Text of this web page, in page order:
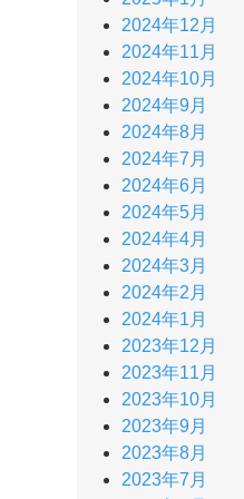
2024年12月
2024年11月
2024年10月
2024年9月
2024年8月
2024年7月
2024年6月
2024年5月
2024年4月
2024年3月
2024年2月
2024年1月
2023年12月
2023年11月
2023年10月
2023年9月
2023年8月
2023年7月